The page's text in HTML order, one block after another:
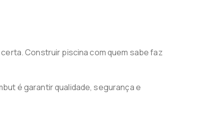
Construir piscina com quem sabe faz
é garantir qualidade, segurança e